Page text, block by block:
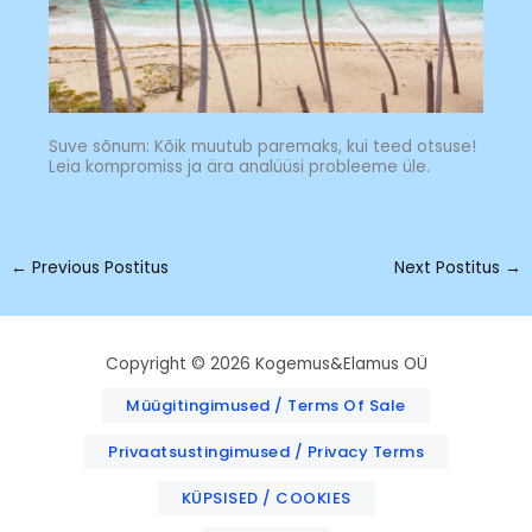
Suve sõnum: Kõik muutub paremaks, kui teed otsuse!
Leia kompromiss ja ära analüüsi probleeme üle.
← Previous Postitus Next Postitus →
Copyright © 2026 Kogemus&Elamus OÜ
Müügitingimused / Terms Of Sale
Privaatsustingimused / Privacy Terms
KÜPSISED / COOKIES